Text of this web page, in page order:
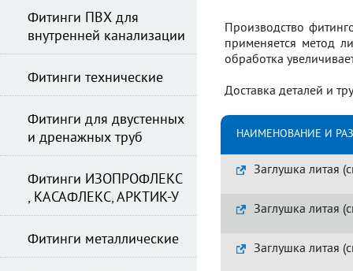
Производство
применяется метод
обработка
Доставка деталей и
НАИМЕНОВАНИЕ И
Заглушка литая
Заглушка литая
Заглушка литая
Фитинги ПВХ для
внутренней канализации
Фитинги технические
Фитинги для двустенных
и дренажных труб
Фитинги ИЗОПРОФЛЕКС
, КАСАФЛЕКС, АРКТИК-У
Фитинги металлические